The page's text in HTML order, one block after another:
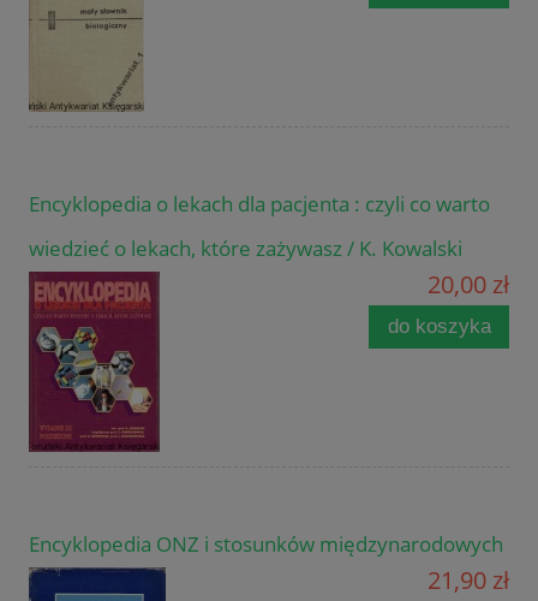
Encyklopedia o lekach dla pacjenta : czyli co warto
wiedzieć o lekach, które zażywasz / K. Kowalski
20,00 zł
do koszyka
Encyklopedia ONZ i stosunków międzynarodowych
21,90 zł